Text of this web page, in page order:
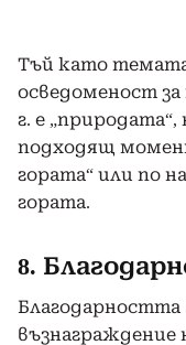
Тъй като
осведоменост за
г. е „природата“,
подходящ
гората“ или по
гората.
8.
възнаграждение